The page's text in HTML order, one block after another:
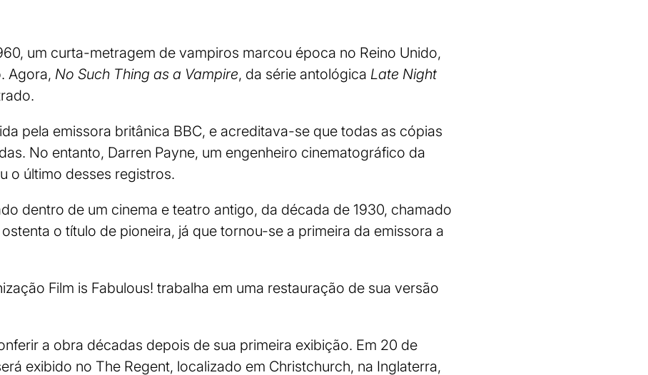
um curta-metragem de vampiros marcou época no Reino Unido,
Agora, No Such Thing as a Vampire, da série antológica Late Night
pela emissora britânica BBC, e acreditava-se que todas as cópias
No entanto, Darren Payne, um engenheiro cinematográfico da
o último desses registros.
dentro de um cinema e teatro antigo, da década de 1930, chamado
o título de pioneira, já que tornou-se a primeira da emissora a
Film is Fabulous! trabalha em uma restauração de sua versão
a obra décadas depois de sua primeira exibição. Em 20 de
exibido no The Regent, localizado em Christchurch, na Inglaterra,